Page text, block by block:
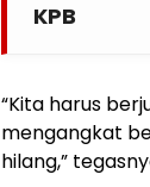
KPB
“Kita harus
mengangkat
hilang,”